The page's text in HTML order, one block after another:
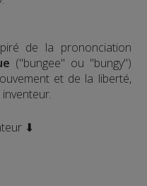
de la prononciation
("bungee" ou "bungy")
et de la liberté,
inventeur.
⬇